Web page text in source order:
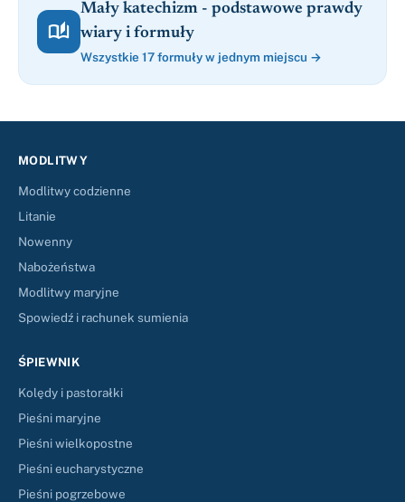

Mały katechizm - podstawowe prawdy
wiary i formuły
Wszystkie 17 formuły w jednym miejscu →
MODLITWY
Modlitwy codzienne
Litanie
Nowenny
Nabożeństwa
Modlitwy maryjne
Spowiedź i rachunek sumienia
ŚPIEWNIK
Kolędy i pastorałki
Pieśni maryjne
Pieśni wielkopostne
Pieśni eucharystyczne
Pieśni pogrzebowe